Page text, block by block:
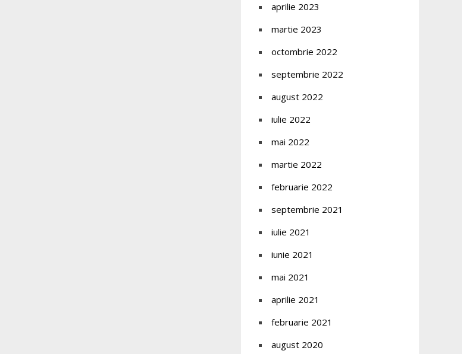
aprilie 2023
martie 2023
octombrie 2022
septembrie 2022
august 2022
iulie 2022
mai 2022
martie 2022
februarie 2022
septembrie 2021
iulie 2021
iunie 2021
mai 2021
aprilie 2021
februarie 2021
august 2020